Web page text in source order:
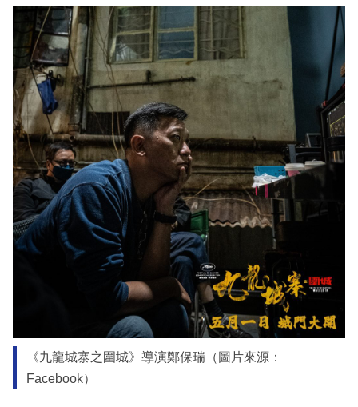
《九龍城寨之圍城》導演鄭保瑞（圖片來源：
Facebook）